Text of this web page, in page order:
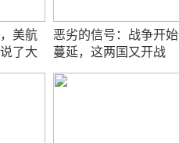
美航
了大
恶劣的信号：战争开始
蔓延，这两国又开战